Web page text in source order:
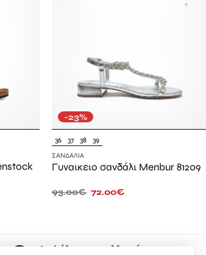
-23%
36 37 38 39
ΣΑΝΔΆΛΙΑ
Γυναικειο σανδάλι Menbur 81209
93.00€ 72.00€
Ασφάλεια συναλλαγών